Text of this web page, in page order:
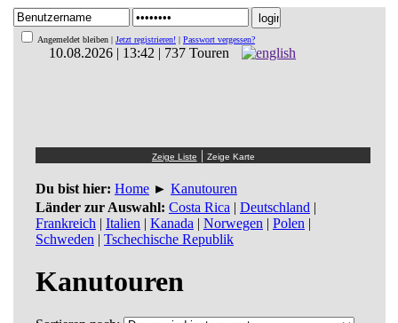
Angemeldet bleiben | Jetzt registrieren! | Passwort vergessen?
10.08.2026 | 13:42 | 737 Touren
|
Du bist hier: Home► Kanutouren
Länder zur Auswahl: Costa Rica | Deutschland |
Frankreich | Italien | Kanada | Norwegen | Polen |
Schweden | Tschechische Republik
Kanutouren